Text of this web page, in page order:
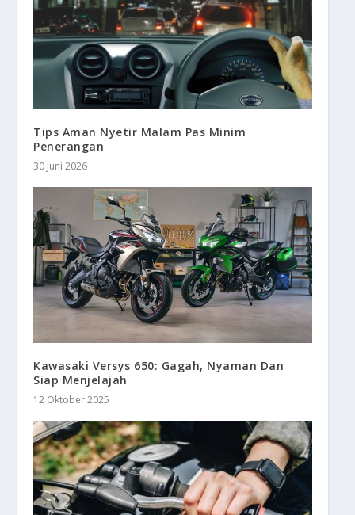
Tips Aman Nyetir Malam Pas Minim
Penerangan
30 Juni 2026
Kawasaki Versys 650: Gagah, Nyaman Dan
Siap Menjelajah
12 Oktober 2025